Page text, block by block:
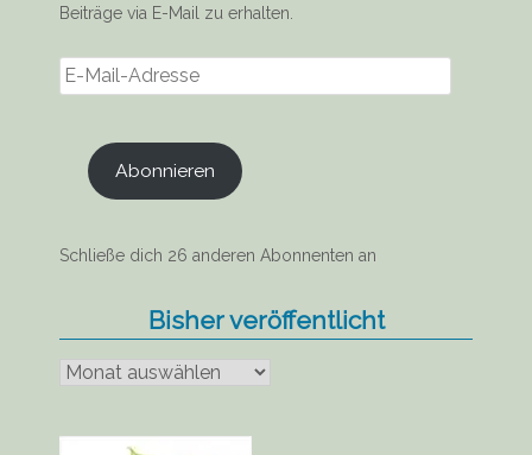
Beiträge via E-Mail zu erhalten.
E-
Mail-
Abonnieren
Schließe dich 26 anderen Abonnenten an
Bisher veröffentlicht
veröffentlicht